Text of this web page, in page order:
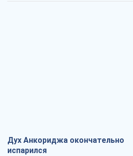
Дух Анкориджа окончательно
испарился